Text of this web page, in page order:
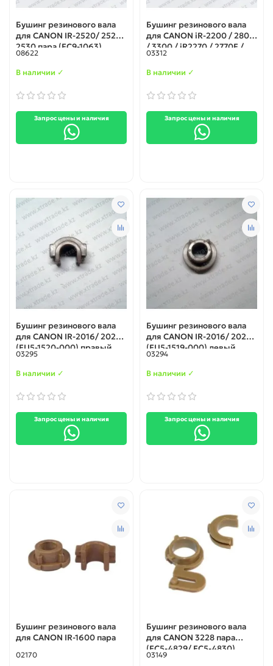
Бушинг резинового вала
для CANON IR-2520/ 2525/
2530 пара (FC9-1063)
08622
В наличии ✓
Запрос цены и наличия
Бушинг резинового вала
для CANON iR-2200 / 2800
/ 3300 / iR2270 / 2770F /
2870 / 2870F / 3570 / 4570 /
2230 / 3530 / 4530 / iR-
1446-000)
03312
В наличии ✓
Запрос цены и наличия
Бушинг резинового вала
для CANON IR-2016/ 2020
(FU5-1520-000) правый
03295
В наличии ✓
Запрос цены и наличия
Бушинг резинового вала
для CANON IR-2016/ 2020
(FU5-1519-000) левый
03294
В наличии ✓
Запрос цены и наличия
Бушинг резинового вала
для CANON IR-1600 пара
02170
Бушинг резинового вала
для CANON 3228 пара
(FC5-4829/ FC5-4830)
Original
03149